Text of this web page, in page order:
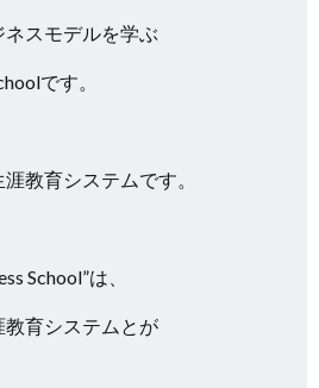
スモデルを学ぶ
です。
教育システムです。
School”は、
教育システムとが